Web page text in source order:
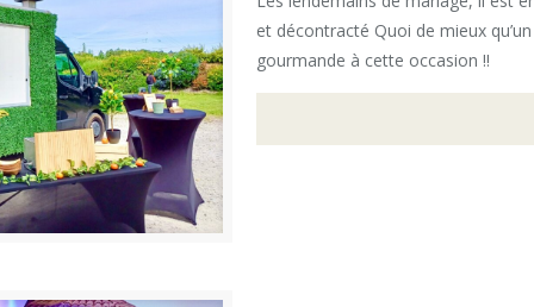
et décontracté Quoi de mieux
gourmande à cette occasion !!